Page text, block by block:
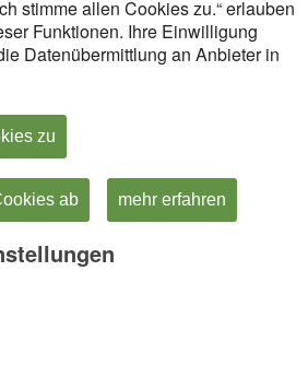
stimme allen Cookies zu.“ erlauben
Funktionen. Ihre Einwilligung
Datenübermittlung an Anbieter in
zu
ab mehr erfahren